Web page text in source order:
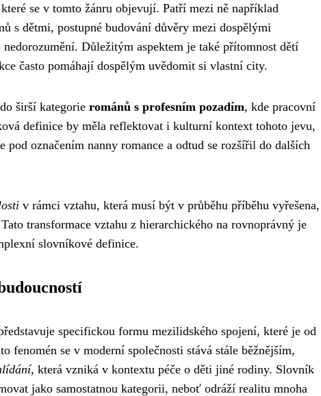
se v tomto žánru objevují. Patří mezi ně například
s dětmi, postupné budování důvěry mezi dospělými
Důležitým aspektem je také přítomnost dětí
často pomáhají dospělým uvědomit si vlastní city.
širší kategorie románů s profesním pozadím, kde pracovní
definice by měla reflektovat i kulturní kontext tohoto jevu,
označením nanny romance a odtud se rozšířil do dalších
v rámci vztahu, která musí být v průběhu příběhu vyřešena,
transformace vztahu z hierarchického na rovnoprávný je
slovníkové definice.
specifickou formu mezilidského spojení, které je od
fenomén se v moderní společnosti stává stále běžnějším,
, která vzniká v kontextu péče o děti jiné rodiny. Slovník
jako samostatnou kategorii, neboť odráží realitu mnoha